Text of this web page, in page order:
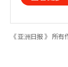
《 亚洲日报 》 所